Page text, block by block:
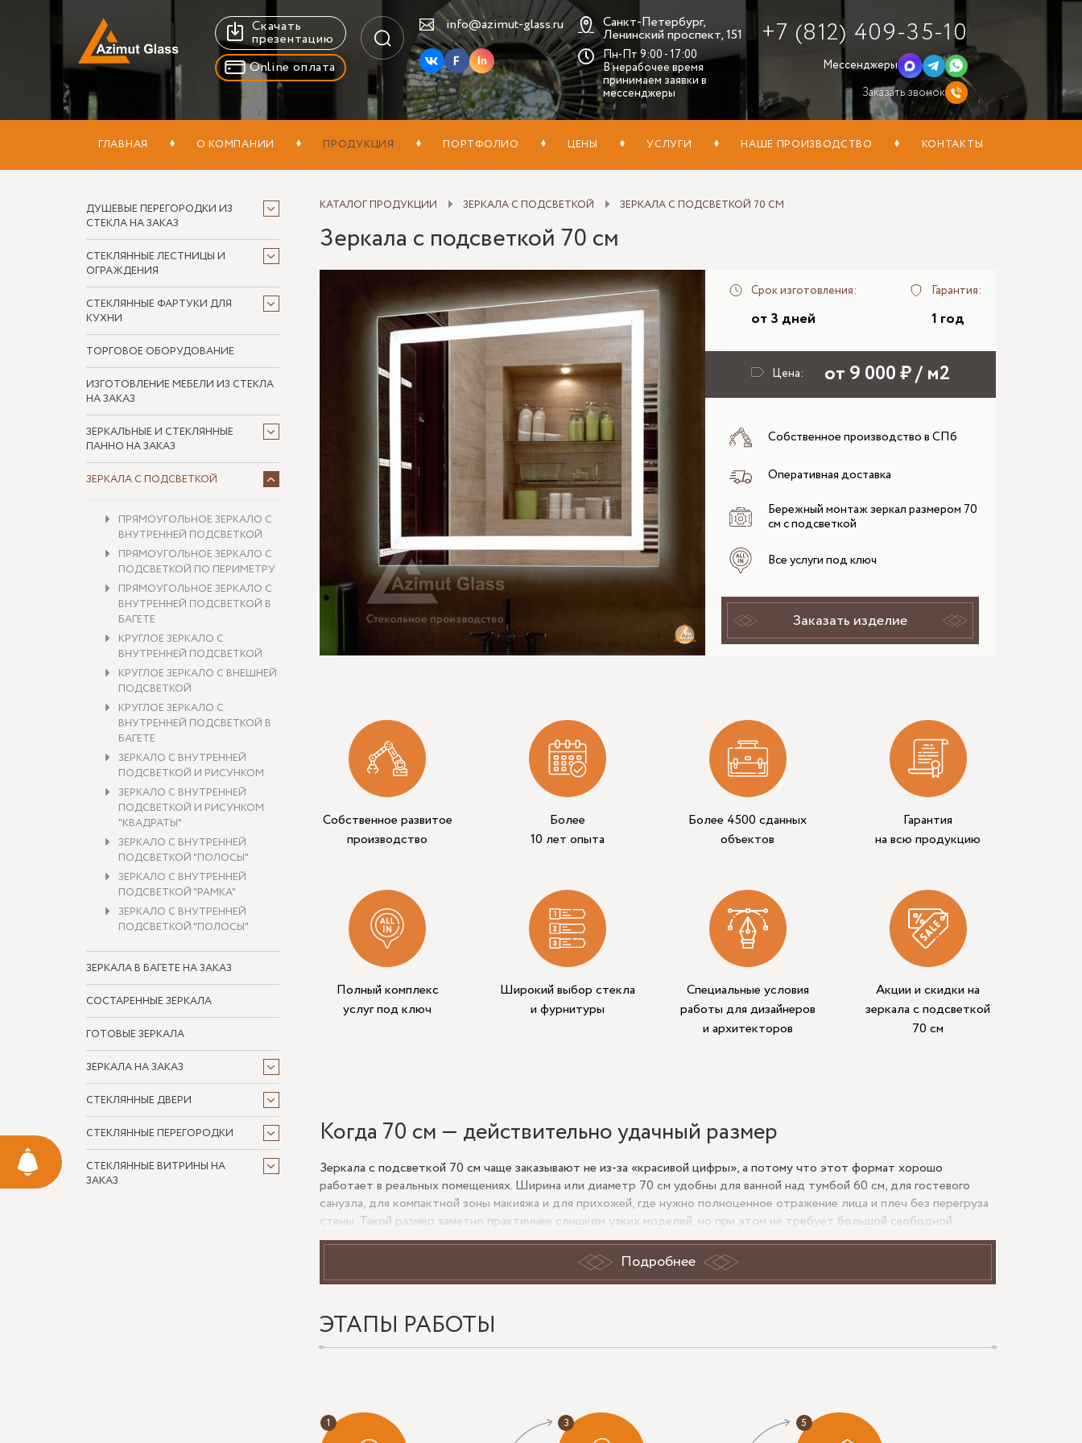
Скачать
презентацию
Online оплата
info@azimut-glass.ru
In
Санкт-Петербург,
Ленинский проспект, 151
Пн-Пт 9:00 - 17:00
В нерабочее время
принимаем заявки в
мессенджеры
+7 (812) 409-35-10
Мессенджеры
Заказать звонок
ГЛАВНАЯ О КОМПАНИИ ПРОДУКЦИЯ ПОРТФОЛИО ЦЕНЫ УСЛУГИ НАШЕ ПРОИЗВОДСТВО КОНТАКТЫ
ДУШЕВЫЕ ПЕРЕГОРОДКИ ИЗ
СТЕКЛА НА ЗАКАЗ
СТЕКЛЯННЫЕ ЛЕСТНИЦЫ И
ОГРАЖДЕНИЯ
СТЕКЛЯННЫЕ ФАРТУКИ ДЛЯ
КУХНИ
ТОРГОВОЕ ОБОРУДОВАНИЕ
ИЗГОТОВЛЕНИЕ МЕБЕЛИ ИЗ СТЕКЛА
НА ЗАКАЗ
ЗЕРКАЛЬНЫЕ И СТЕКЛЯННЫЕ
ПАННО НА ЗАКАЗ
ЗЕРКАЛА С ПОДСВЕТКОЙ
ПРЯМОУГОЛЬНОЕ ЗЕРКАЛО С
ВНУТРЕННЕЙ ПОДСВЕТКОЙ
ПРЯМОУГОЛЬНОЕ ЗЕРКАЛО С
ПОДСВЕТКОЙ ПО ПЕРИМЕТРУ
ПРЯМОУГОЛЬНОЕ ЗЕРКАЛО С
ВНУТРЕННЕЙ ПОДСВЕТКОЙ В
БАГЕТЕ
КРУГЛОЕ ЗЕРКАЛО С
ВНУТРЕННЕЙ ПОДСВЕТКОЙ
КРУГЛОЕ ЗЕРКАЛО С ВНЕШНЕЙ
ПОДСВЕТКОЙ
КРУГЛОЕ ЗЕРКАЛО С
ВНУТРЕННЕЙ ПОДСВЕТКОЙ В
БАГЕТЕ
ЗЕРКАЛО С ВНУТРЕННЕЙ
ПОДСВЕТКОЙ И РИСУНКОМ
ЗЕРКАЛО С ВНУТРЕННЕЙ
ПОДСВЕТКОЙ И РИСУНКОМ
"КВАДРАТЫ"
ЗЕРКАЛО С ВНУТРЕННЕЙ
ПОДСВЕТКОЙ "ПОЛОСЫ"
ЗЕРКАЛО С ВНУТРЕННЕЙ
ПОДСВЕТКОЙ "РАМКА"
ЗЕРКАЛО С ВНУТРЕННЕЙ
ПОДСВЕТКОЙ "ПОЛОСЫ"
ЗЕРКАЛА В БАГЕТЕ НА ЗАКАЗ
СОСТАРЕННЫЕ ЗЕРКАЛА
ГОТОВЫЕ ЗЕРКАЛА
ЗЕРКАЛА НА ЗАКАЗ
СТЕКЛЯННЫЕ ДВЕРИ
СТЕКЛЯННЫЕ ПЕРЕГОРОДКИ
СТЕКЛЯННЫЕ ВИТРИНЫ НА
ЗАКАЗ
КАТАЛОГ ПРОДУКЦИИ ЗЕРКАЛА С ПОДСВЕТКОЙ ЗЕРКАЛА С ПОДСВЕТКОЙ 70 СМ
Зеркала с подсветкой 70 см
Срок изготовления:
от 3 дней
Гарантия:
1 год
Цена: от 9 000 ₽ / м2
Собственное производство в СПб
Оперативная доставка
Бережный монтаж зеркал размером 70
см с подсветкой
Все услуги под ключ
Заказать изделие
Собственное развитое
производство
Более
10 лет опыта
Более 4500 сданных
объектов
Гарантия
на всю продукцию
Полный комплекс
услуг под ключ
Широкий выбор стекла
и фурнитуры
Специальные условия
работы для дизайнеров
и архитекторов
Акции и скидки на
зеркала с подсветкой
70 см
Когда 70 см — действительно удачный размер
Зеркала с подсветкой 70 см чаще заказывают не из-за «красивой цифры», а потому что этот формат хорошо
работает в реальных помещениях. Ширина или диаметр 70 см удобны для ванной над тумбой 60 см, для гостевого
санузла, для компактной зоны макияжа и для прихожей, где нужно полноценное отражение лица и плеч без перегруза
стены. Такой размер заметно практичнее слишком узких моделей, но при этом не требует большой свободной
плоскости.
Если зеркало 70 см планируется в ванную, важно заранее учитывать не только габарит, но и расстояние до смесителя,
розетки, плиточных швов и выводов под питание. Подсветка должна работать как функциональный свет, а не только
яркость и наличие защиты от влаги.
Тип света: фронтальный для лица, контурный для мягкого свечения, комбинированный вариант.
Подробнее
ЭТАПЫ РАБОТЫ